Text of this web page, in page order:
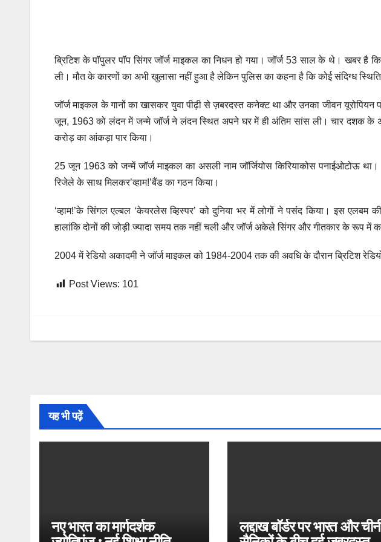
ब्रिटिश के पॉपुलर पॉप सिंगर जॉर्ज माइकल का निधन हो गया। जॉर्ज 53 साल के थे। खबर है
ली। मौत के कारणों का अभी खुलासा नहीं हुआ है लेकिन पुलिस का कहना है कि कोई संदिग्ध स्थिति
जॉर्ज माइकल के गानों का खासकर युवा पीढ़ी से ज़बरदस्त कनेक्ट था और उनका जीवन यूरोपियन
जून, 1963 को लंदन में जन्मे जॉर्ज ने लंदन स्थित अपने घर में ही अंतिम सांस ली। चार दशक के
करोड़ का आंकड़ा पार किया।
25 जून 1963 को जन्में जॉर्ज माइकल का असली नाम जॉर्जियोस किरियाकोस पनाईओटोऊ
रिजेले के साथ मिलकर’व्हाम!’बैंड का गठन किया।
‘व्हाम!’के सिंगल एल्बल ‘केयरलेस व्हिस्पर’ को दुनिया भर में लोगों ने पसंद किया। इस एलबम
हालांकि दोनों की जोड़ी ज्यादा समय तक नहीं चली और जॉर्ज अकेले सिंगर और गीतकार के रूप में
2004 में रेडियो अकादमी ने जॉर्ज माइकल को 1984-2004 तक की अवधि के दौरान ब्रिटिश
Post Views: 101
यह भी पढ़ें
नए भारत का मार्गदर्शक
लद्दाख बॉर्डर पर भारत और